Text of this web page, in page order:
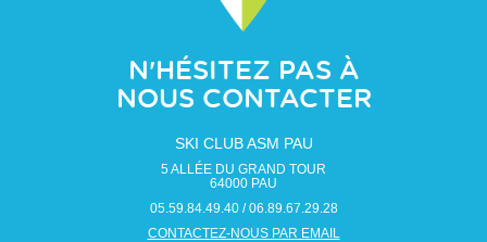
N'HÉSITEZ PAS À
NOUS CONTACTER
SKI CLUB ASM PAU
5 ALLÉE DU GRAND TOUR
64000 PAU
05.59.84.49.40 / 06.89.67.29.28
CONTACTEZ-NOUS PAR EMAIL